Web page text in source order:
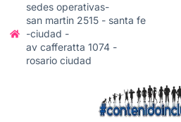
sedes operativas-
san martin 2515 - santa fe
-ciudad -
av cafferatta 1074 -
rosario ciudad